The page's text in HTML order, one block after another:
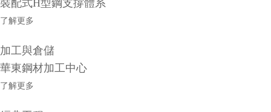
裝配式H型鋼支撐體系
了解更多
加工與倉儲
華東鋼材加工中心
了解更多